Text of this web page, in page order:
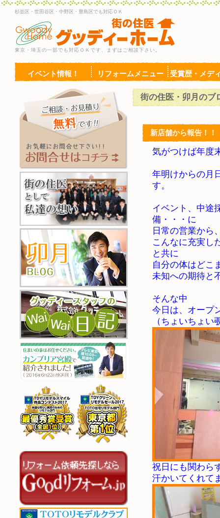
杉並区・世田谷区・中野区・豊島区でも対応ＯＫ
東京・埼玉の一部でも対応ＯＫです、まずはご相談下さい。
イベント情報！ リフォームメニュー 受賞歴・メデ
街の住医・卯月のブ
新店舗から報告！！
気がつけば年度
年明けからの月
す。
イベント、中途
備・・・に
日常の営業から
こんなに充実し
と共に
自分の体はどこ
未知への期待と
そんな中
今日は、オープ
（ちょいちょ
祝日にも関わら
汗かいてくれて